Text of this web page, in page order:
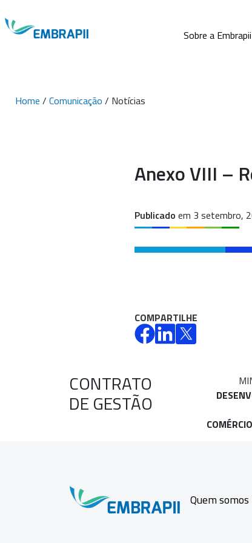
Sobre a Embrapii
Home / Comunicação / Notícias
Anexo VIII –
Publicado em 3 setembro,
COMPARTILHE
CONTRATO
DE GESTÃO
Quem somos